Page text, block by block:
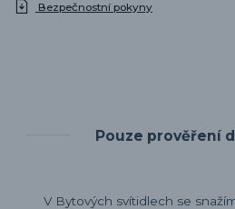
Bezpečnostní pokyny
Pouze prověření
V Bytových svítidlech se